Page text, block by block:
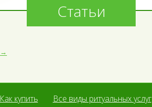
Статьи
Как купить Все виды ритуальных услуг